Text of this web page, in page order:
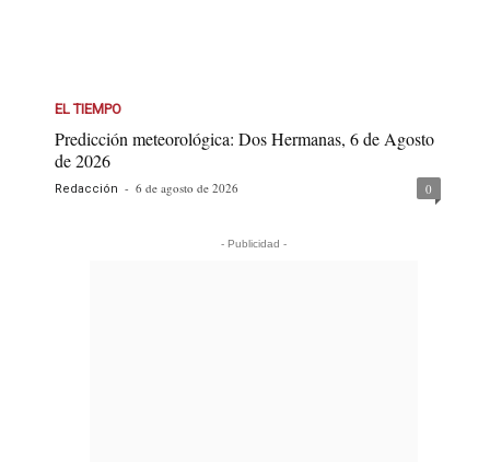
EL TIEMPO
Predicción meteorológica: Dos Hermanas, 6 de Agosto
de 2026
Redacción - 6 de agosto de 2026 0
- Publicidad -